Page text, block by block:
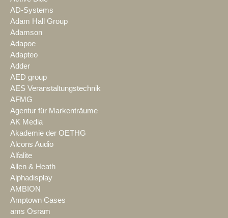
AD-Systems
Adam Hall Group
Adamson
Adapoe
Adapteo
Adder
AED group
AES Veranstaltungstechnik
AFMG
Agentur für Markenträume
AK Media
Akademie der OETHG
Alcons Audio
Alfalite
Allen & Heath
Alphadisplay
AMBION
Amptown Cases
ams Osram